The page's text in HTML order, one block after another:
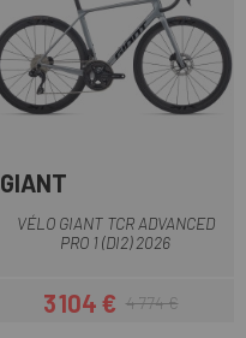
GIANT
VÉLO GIANT TCR ADVANCED
PRO 1 (DI2) 2026
Prix
3 104 €Prix habituel
4 774 €